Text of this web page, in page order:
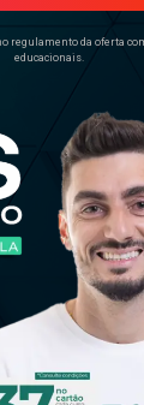
regulamento da oferta
educacionais.